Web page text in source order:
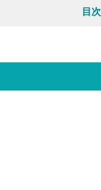
目次